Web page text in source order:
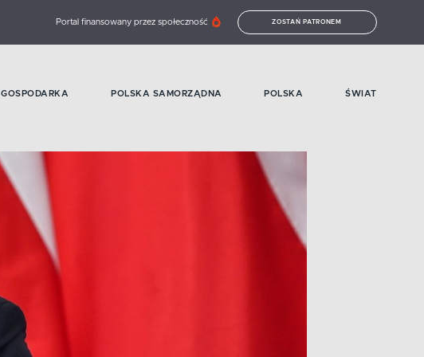
Portal finansowany przez społeczność ZOSTAŃ PATRONEM
GOSPODARKA POLSKA SAMORZĄDNA POLSKA ŚWIAT